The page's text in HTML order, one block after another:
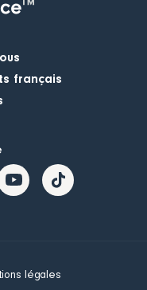
français
légales